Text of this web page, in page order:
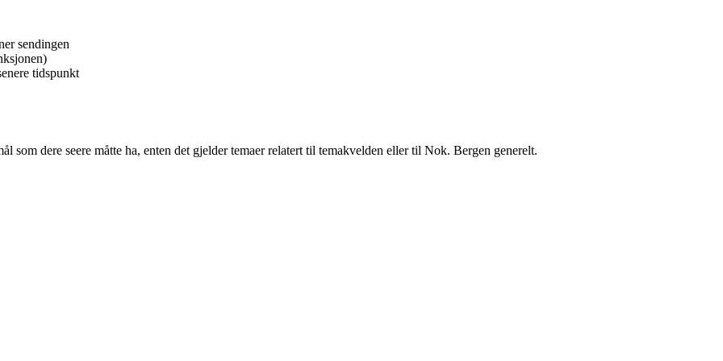
sendingen
tidspunkt
som dere seere måtte ha, enten det gjelder temaer relatert til temakvelden eller til Nok. Bergen generelt.